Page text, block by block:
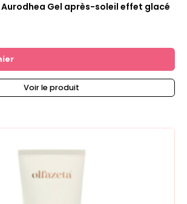
Aurodhea Gel après-soleil effet glacé
Voir le produit